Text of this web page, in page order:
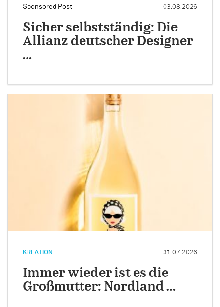
Sponsored Post 03.08.2026
Sicher selbstständig: Die
Allianz deutscher Designer
…
KREATION 31.07.2026
Immer wieder ist es die
Großmutter: Nordland …